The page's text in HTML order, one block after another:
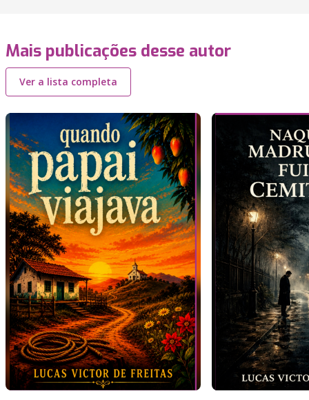
Mais publicações desse autor
Ver a lista completa